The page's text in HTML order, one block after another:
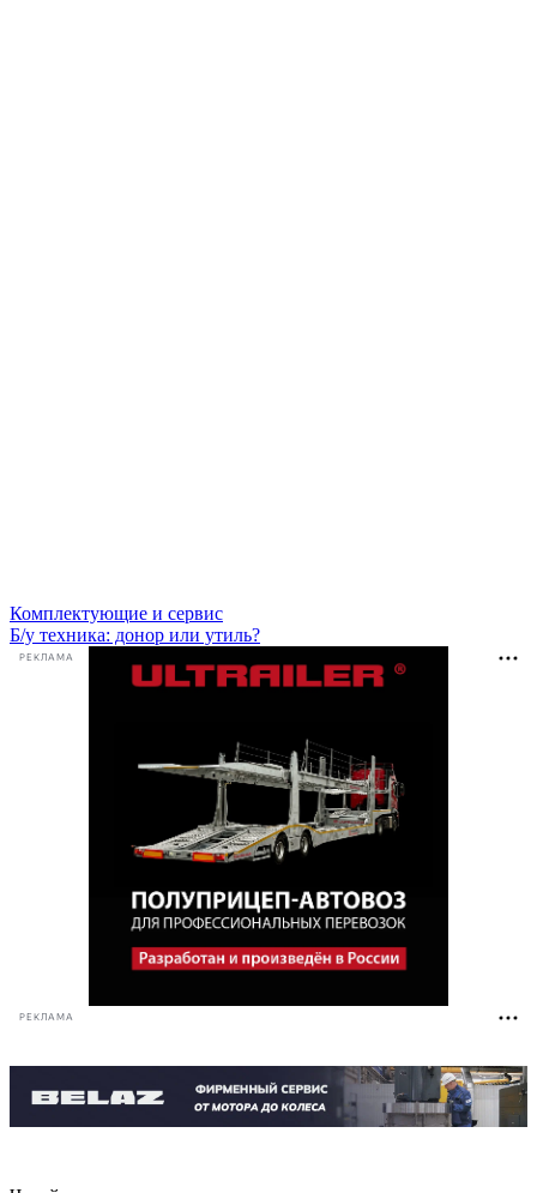
Комплектующие и сервис
Б/у техника: донор или утиль?
РЕКЛАМА
РЕКЛАМА